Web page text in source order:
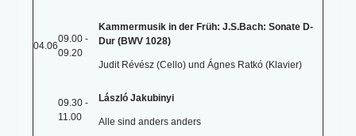
04.06
09.00 -
09.20
Kammermusik in der Früh: J.S.Bach: Sonate D-
Dur (BWV 1028)
Judit Révész (Cello) und Ágnes Ratkó (Klavier)
09.30 -
11.00
László Jakubinyi
Alle sind anders anders